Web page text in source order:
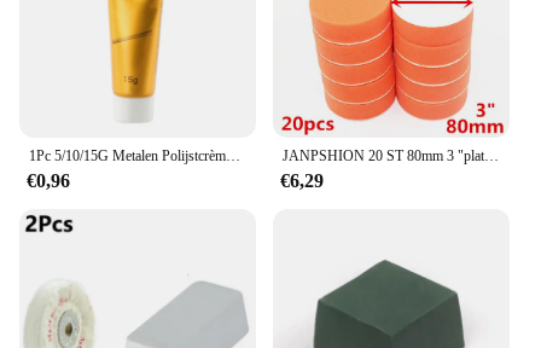
1Pc 5/10/15G Metalen Polijstcrème Multifunctionele Reinigingscrème Roestverwijderaar Polijstwas Voor Metalen Keramisch Hout Auto-Industrie
€0,96
JANPSHION 20 ST 80mm 3 "platte spons Bruto Polijsten Buffing Pad Kit voor Auto Polijstmachine Schoon waxen Auto verf onderhoud zorg
€6,29